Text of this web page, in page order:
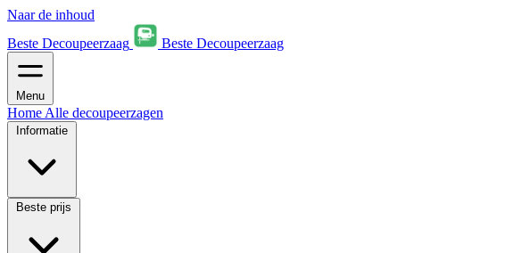
Naar de inhoud
Beste Decoupeerzaag
Beste Decoupeerzaag
Menu
Home Alle decoupeerzagen
Informatie
Beste prijs